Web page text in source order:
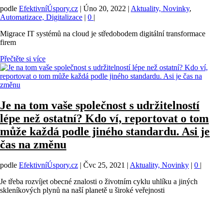
podle EfektivníÚspory.cz | Úno 20, 2022 | Aktuality, Novinky,
Automatizace, Digitalizace | 0 |
Migrace IT systémů na cloud je středobodem digitální transformace
firem
Přečtěte si více
Je na tom vaše společnost s udržitelností
lépe než ostatní? Kdo ví, reportovat o tom
může každá podle jiného standardu. Asi je
čas na změnu
podle EfektivníÚspory.cz | Čvc 25, 2021 | Aktuality, Novinky | 0 |
Je třeba rozvíjet obecné znalosti o životním cyklu uhlíku a jiných
skleníkových plynů na naší planetě u široké veřejnosti